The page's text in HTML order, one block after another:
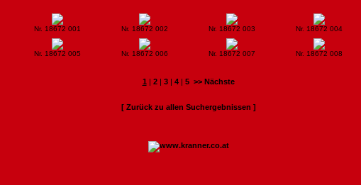
Nr. 18672 001 Nr. 18672 002 Nr. 18672 003 Nr. 18672 004
Nr. 18672 005 Nr. 18672 006 Nr. 18672 007 Nr. 18672 008
1 | 2| 3| 4| 5 >> Nächste
[ Zurück zu allen Suchergebnissen ]